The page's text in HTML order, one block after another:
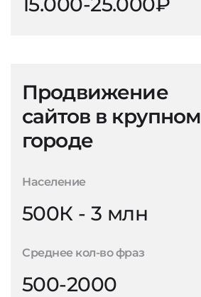
Продвижение
сайтов в крупном
городе
Население
500К - 3 млн
Среднее кол-во фраз
500-2000